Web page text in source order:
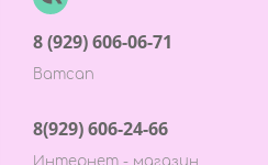
8 (929) 606-06-71
Ватсап
8(929) 606-24-66
Интернет - магазин